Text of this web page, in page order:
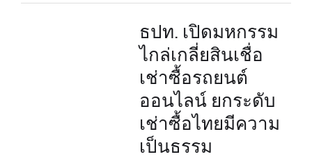
ธปท. เปิดมหกรรม
ไกล่เกลี่ยสินเชื่อ
เช่าซื้อรถยนต์
ออนไลน์ ยกระดับ
เช่าซื้อไทยมีความ
เป็นธรรม